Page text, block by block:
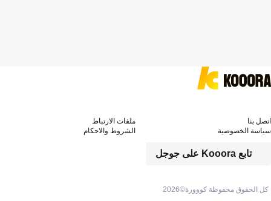
كل الحقوق محفوظة كووورة©2026
تابع Kooora على جوجل
اتصل بنا
ملفات الارتباط
سياسة الخصوصية
الشروط والاحكام